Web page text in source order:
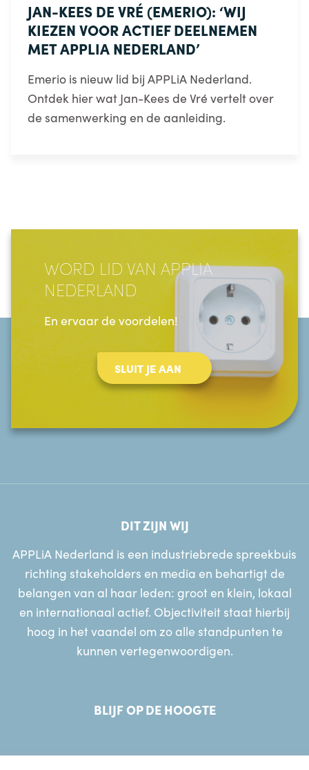
JAN-KEES DE VRÉ (EMERIO): ‘WIJ
KIEZEN VOOR ACTIEF DEELNEMEN
MET APPLIA NEDERLAND’
Emerio is nieuw lid bij APPLiA Nederland.
Ontdek hier wat Jan-Kees de Vré vertelt over
de samenwerking en de aanleiding.
WORD LID VAN APPLIA
NEDERLAND
En ervaar de voordelen!
SLUIT JE AAN
DIT ZIJN WIJ
APPLiA Nederland is een industriebrede spreekbuis
richting stakeholders en media en behartigt de
belangen van al haar leden: groot en klein, lokaal
en internationaal actief. Objectiviteit staat hierbij
hoog in het vaandel om zo alle standpunten te
kunnen vertegenwoordigen.
BLIJF OP DE HOOGTE